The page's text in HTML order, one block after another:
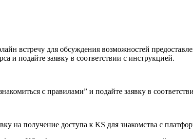
встречу для обсуждения возможностей
и подайте заявку в соответствии с инструкцией.
с правилами” и подайте заявку в
на получение доступа к KS для знакомства с